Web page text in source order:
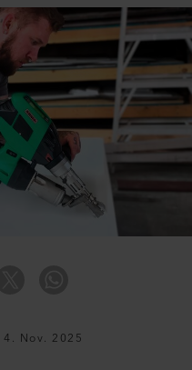
4. Nov. 2025